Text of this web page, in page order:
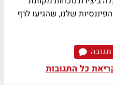
שלנו, שהגיעו לרף
כל התגובות